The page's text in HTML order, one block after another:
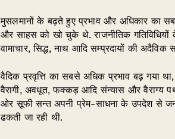
मुसलमानों के बढ़ते हुए प्रभाव और अधिकार का
और साहस को खो चुके थे. राजनीतिक गतिविधियों
वामाचार, सिद्ध, नाथ आदि सम्प्रदायों की
वैदिक प्रवृत्ति का सबसे अधिक प्रभाव बढ़ गया
वैरागी, अवधूत, फक्कड़ आदि संन्यास और वैराग्य
ओर सूफी सन्त अपनी प्रेम-साधना के उपदेश से
ढकती जा रही थी.